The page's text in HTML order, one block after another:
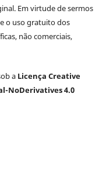
Em virtude de sermos
o uso gratuito dos
não comerciais,
a Licença Creative
NoDerivatives 4.0